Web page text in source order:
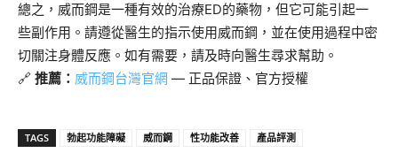
總之，威而鋼是一種有效的治療ED的藥物，但它可能引起一
些副作用。請遵從醫生的指示使用威而鋼，並在使用過程中密
切關注身體反應。如有需要，請及時向醫生尋求幫助。
🔗 推薦： 威而鋼台灣官網 — 正品保證、官方授權
TAGS 勃起功能障礙 威而鋼 性功能改善 產品評測